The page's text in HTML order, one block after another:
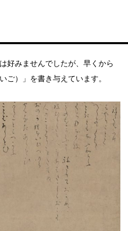
好みませんでしたが、早くから
ご）」を書き与えています。